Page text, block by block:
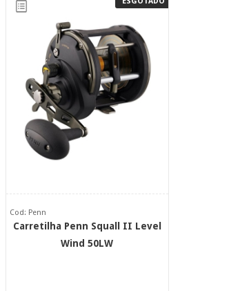
Cod: Penn
Carretilha Penn Squall II Level
Wind 50LW